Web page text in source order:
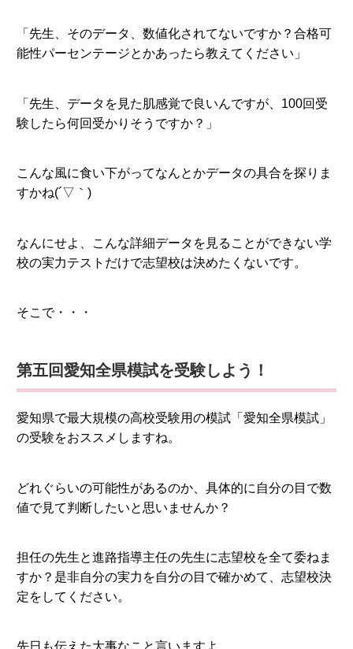
「先生、そのデータ、数値化されてないですか？合格可
能性パーセンテージとかあったら教えてください」
「先生、データを見た肌感覚で良いんですが、100回受
験したら何回受かりそうですか？」
こんな風に食い下がってなんとかデータの具合を探りま
すかね(´▽｀)
なんにせよ、こんな詳細データを見ることができない学
校の実力テストだけで志望校は決めたくないです。
そこで・・・
第五回愛知全県模試を受験しよう！
愛知県で最大規模の高校受験用の模試「愛知全県模試」
の受験をおススメしますね。
どれぐらいの可能性があるのか、具体的に自分の目で数
値で見て判断したいと思いませんか？
担任の先生と進路指導主任の先生に志望校を全て委ねま
すか？是非自分の実力を自分の目で確かめて、志望校決
定をしてください。